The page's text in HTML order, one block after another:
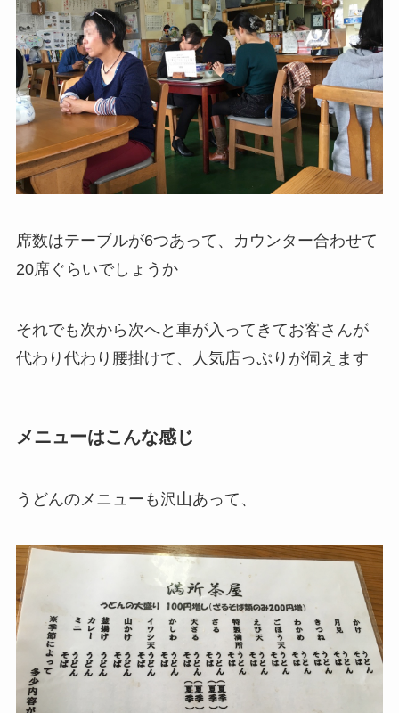
席数はテーブルが6つあって、カウンター合わせて
20席ぐらいでしょうか
それでも次から次へと車が入ってきてお客さんが
代わり代わり腰掛けて、人気店っぷりが伺えます
メニューはこんな感じ
うどんのメニューも沢山あって、